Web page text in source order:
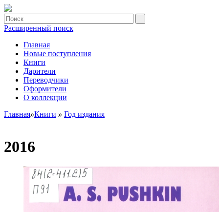
Расширенный поиск
Главная
Новые поступления
Книги
Дарители
Переводчики
Оформители
О коллекции
Главная»Книги » Год издания
2016